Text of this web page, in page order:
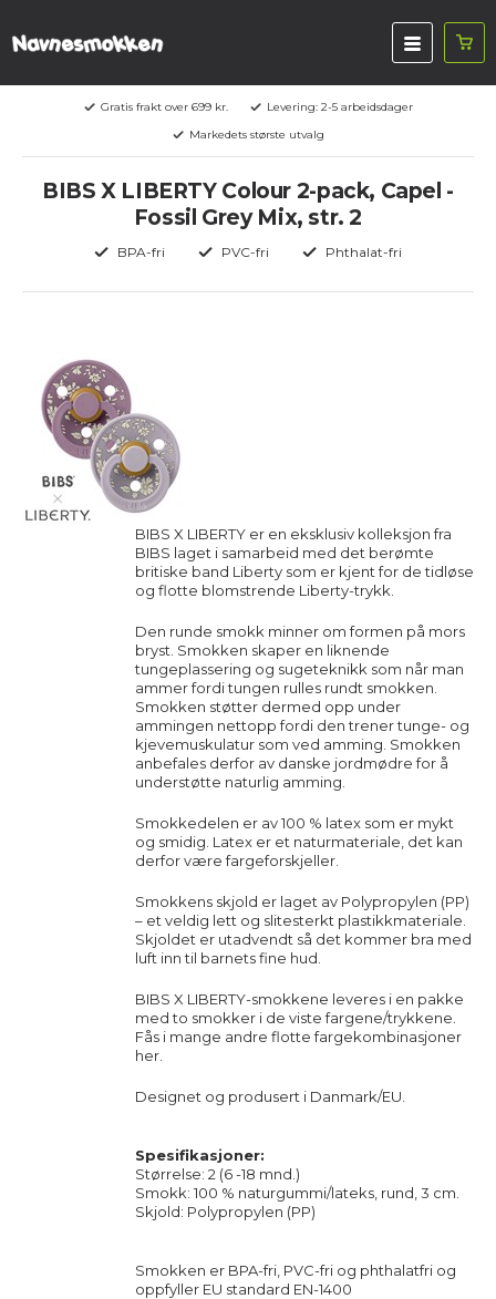
Gratis frakt over 699 kr.
Levering: 2-5 arbeidsdager
Markedets største utvalg
BIBS X LIBERTY Colour 2-pack, Capel -
Fossil Grey Mix, str. 2
BPA-fri PVC-fri Phthalat-fri
BIBS X LIBERTY er en eksklusiv kolleksjon fra
BIBS laget i samarbeid med det berømte
britiske band Liberty som er kjent for de tidløse
og flotte blomstrende Liberty-trykk.
Den runde smokk minner om formen på mors
bryst. Smokken skaper en liknende
tungeplassering og sugeteknikk som når man
ammer fordi tungen rulles rundt smokken.
Smokken støtter dermed opp under
ammingen nettopp fordi den trener tunge- og
kjevemuskulatur som ved amming. Smokken
anbefales derfor av danske jordmødre for å
understøtte naturlig amming.
Smokkedelen er av 100 % latex som er mykt
og smidig. Latex er et naturmateriale, det kan
derfor være fargeforskjeller.
Smokkens skjold er laget av Polypropylen (PP)
– et veldig lett og slitesterkt plastikkmateriale.
Skjoldet er utadvendt så det kommer bra med
luft inn til barnets fine hud.
BIBS X LIBERTY-smokkene leveres i en pakke
med to smokker i de viste fargene/trykkene.
Fås i mange andre flotte fargekombinasjoner
her
Designet og produsert i Danmark/EU.
Spesifikasjoner:
Størrelse: 2 (6 -18 mnd.)
Smokk: 100 % naturgummi/lateks, rund, 3 cm.
Skjold: Polypropylen (PP)
Smokken er BPA-fri, PVC-fri og phthalatfri og
oppfyller EU standard EN-1400